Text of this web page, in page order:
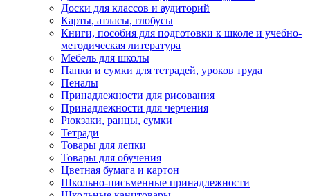
Доски для классов и аудиторий
Карты, атласы, глобусы
Книги, пособия для подготовки к школе и учебно-
методическая литература
Мебель для школы
Папки и сумки для тетрадей, уроков труда
Пеналы
Принадлежности для рисования
Принадлежности для черчения
Рюкзаки, ранцы, сумки
Тетради
Товары для лепки
Товары для обучения
Цветная бумага и картон
Школьно-письменные принадлежности